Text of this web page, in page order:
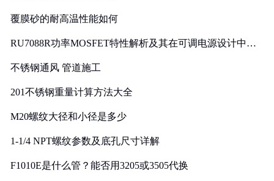
覆膜砂的耐高温性能如何
RU7088R功率MOSFET特性解析及其在可调电源设计中的
不锈钢通风 管道施工
201不锈钢重量计算方法大全
M20螺纹大径和小径是多少
1-1/4 NPT螺纹参数及底孔尺寸详解
F1010E是什么管？能否用3205或3505代换